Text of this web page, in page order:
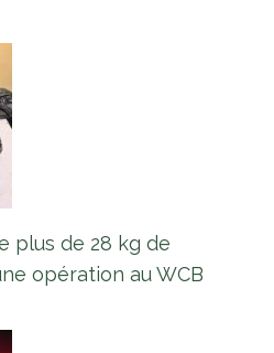
plus de 28 kg de
opération au WCB